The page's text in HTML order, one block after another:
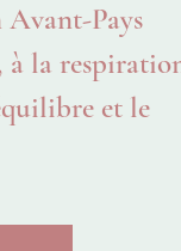
Pays
à la
et le